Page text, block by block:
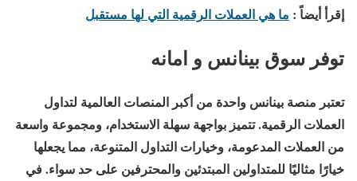
إقرأ أيضاً : ما هي العملات الرقمية التي لها مستقبل
توفر سوق بينانس و امانه
تعتبر منصة بينانس واحدة من أكبر المنصات العالمية لتداول
العملات الرقمية. تتميز بواجهة سهلة الاستخدام، ومجموعة واسعة
من العملات المدعومة، وخيارات التداول المتنوعة، مما يجعلها
خيارًا مثاليًا للمتداولين المبتدئين والمحترفين على حد سواء. في